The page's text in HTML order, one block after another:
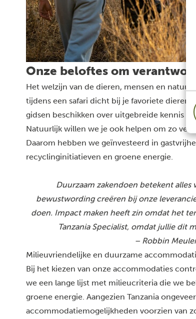
Onze beloftes om
Het welzijn van de dieren, mensen en
tijdens een safari dicht bij je favoriete dieren
gidsen beschikken over uitgebreide kennis
Natuurlijk willen we je ook helpen om zo
Daarom hebben we geïnvesteerd in
recyclinginitiatieven en groene energie.
Duurzaam zakendoen betekent
bewustwording creëren bij onze
doen. Impact maken heeft zin omdat het
Tanzania Specialist, omdat jullie dit
– Robbin
Milieuvriendelijke en duurzame
Bij het kiezen van onze accommodaties
we een lange lijst met milieucriteria die we
groene energie. Aangezien Tanzania
accommodatiemogelijkheden voorzien van